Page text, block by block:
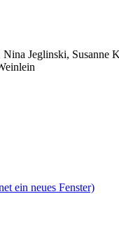
Nina Jeglinski, Susanne
ein neues Fenster)